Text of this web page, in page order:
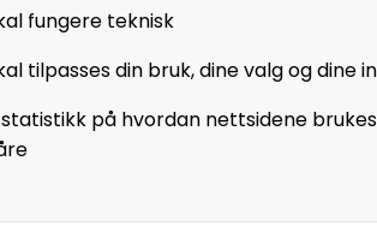
fungere teknisk
tilpasses din bruk, dine valg og dine
på hvordan nettsidene
er virksomhetsmedlem i
medlemsfordeler.